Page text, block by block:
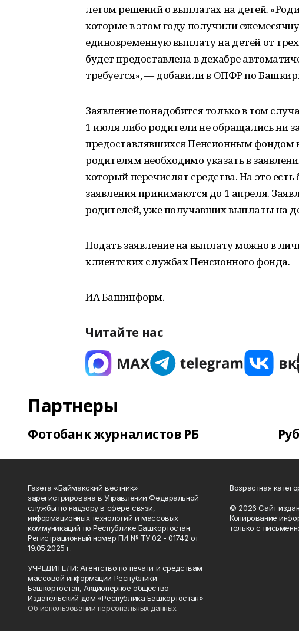
летом решений о выплатах на детей.
которые в этом году получили
единовременную выплату на детей от
будет предоставлена в декабре
требуется», — добавили в ОПФР по
Заявление понадобится только в том
1 июля либо родители не обращались ни
предоставлявшихся Пенсионным фондом
родителям необходимо указать в
который перечислят средства. На это
заявления принимаются до 1 апреля.
родителей, уже получавших выплаты на
Подать заявление на выплату можно в
клиентских службах Пенсионного фонда.
ИА Башинформ.
Читайте нас
Партнеры
Фотобанк журналистов РБ
Газета «Баймакский вестник»
зарегистрирована в Управлении Федеральной
службы по надзору в сфере связи,
информационных технологий и массовых
коммуникаций по Республике Башкортостан.
Регистрационный номер ПИ № ТУ 02 - 01742 от
19.05.2025 г.
УЧРЕДИТЕЛИ: Агентство по печати и средствам
массовой информации Республики
Башкортостан, Акционерное общество
Издательский дом «Республика Башкортостан»
Об использовании персональных данных
Возрастная
© 2026 Сайт
Копирование
только с